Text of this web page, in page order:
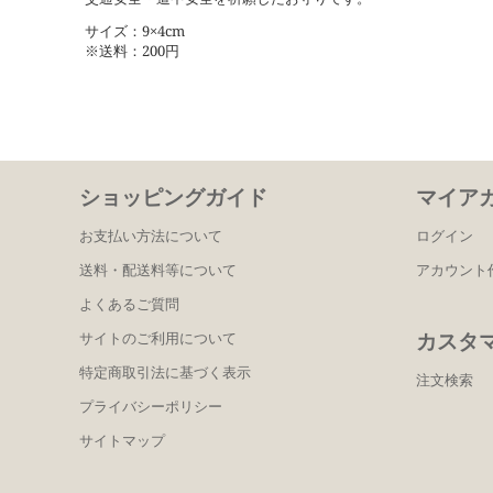
サイズ：9×4cm
※送料：200円
ショッピングガイド
お支払い方法について
送料・配送料等について
よくあるご質問
サイトのご利用について
特定商取引法に基づく表示
プライバシーポリシー
サイトマップ
マイア
ログイン
アカウント
カスタ
注文検索